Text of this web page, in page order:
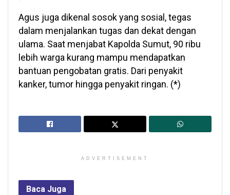
Agus juga dikenal sosok yang sosial, tegas
dalam menjalankan tugas dan dekat dengan
ulama. Saat menjabat Kapolda Sumut, 90 ribu
lebih warga kurang mampu mendapatkan
bantuan pengobatan gratis. Dari penyakit
kanker, tumor hingga penyakit ringan. (*)
ADVERTISEMENT
Baca Juga